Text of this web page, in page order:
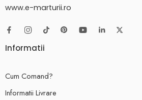
www.e-marturii.ro
Informatii
Cum Comand?
Informatii Livrare